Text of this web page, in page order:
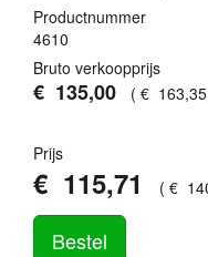
Productnummer
4610
Bruto verkoopprijs
€ 135,00 ( € 163,35
Prijs
€ 115,71 ( €
Bestel